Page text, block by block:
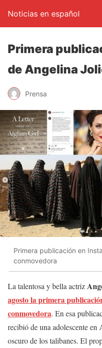
Noticias en español
Primera
de Angelina
Prensa
Primera publicación en
conmovedora
La talentosa y bella actriz
agosto la primera
conmovedora. En esa
recibió de una adolescente
oscuro de los talibanes. El